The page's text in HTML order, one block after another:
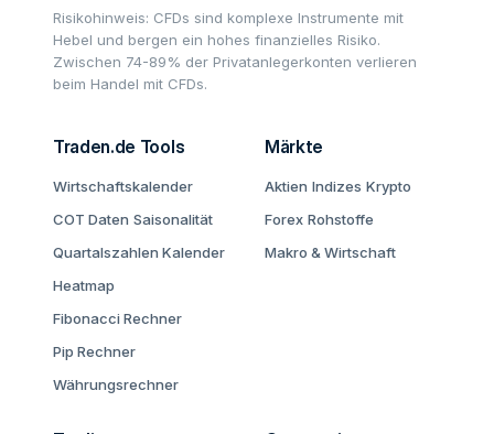
Risikohinweis: CFDs sind komplexe Instrumente mit
Hebel und bergen ein hohes finanzielles Risiko.
Zwischen 74-89% der Privatanlegerkonten verlieren
beim Handel mit CFDs.
Traden.de Tools
Wirtschaftskalender
COT Daten Saisonalität
Quartalszahlen Kalender
Heatmap
Fibonacci Rechner
Pip Rechner
Währungsrechner
Märkte
Aktien Indizes Krypto
Forex Rohstoffe
Makro & Wirtschaft